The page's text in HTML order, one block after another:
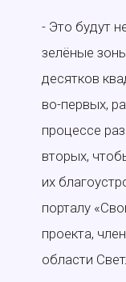
- Это будут
зелёные
десятков
во-первых,
процессе
вторых,
их
порталу
проекта,
области